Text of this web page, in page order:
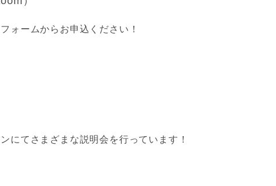
ォームからお申込ください！
にてさまざまな説明会を行っています！